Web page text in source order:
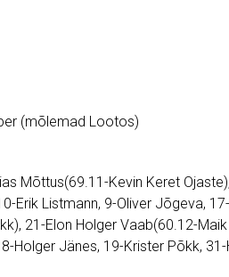
(mõlemad Lootos)
Mõttus(69.11-Kevin Keret
Erik Listmann, 9-Oliver Jõgeva,
21-Elon Holger Vaab(60.12-
Holger Jänes, 19-Krister Põkk,